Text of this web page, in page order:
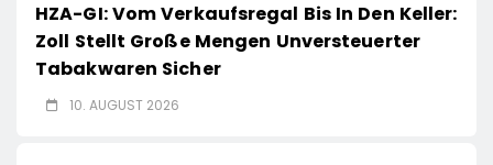
HZA-GI: Vom Verkaufsregal Bis In Den Keller:
Zoll Stellt Große Mengen Unversteuerter
Tabakwaren Sicher
10. AUGUST 2026